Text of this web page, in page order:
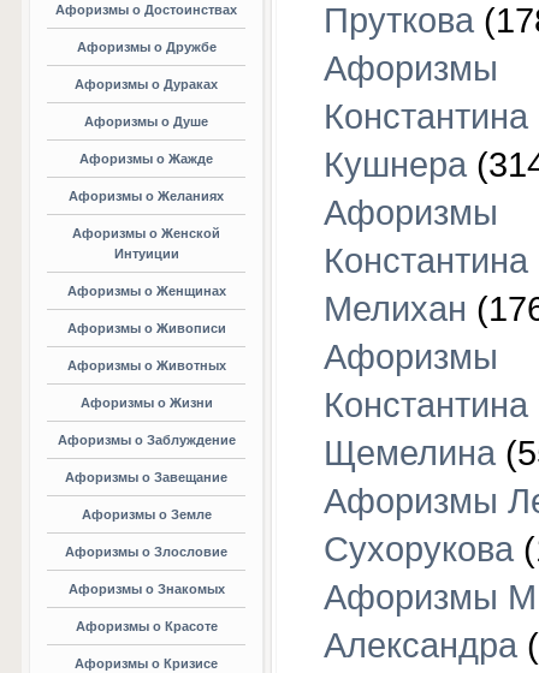
Афоризмы о Достоинствах
Афоризмы о Дружбе
Афоризмы о Дураках
Афоризмы о Душе
Афоризмы о Жажде
Афоризмы о Желаниях
Афоризмы о Женской
Интуиции
Афоризмы о Женщинах
Афоризмы о Живописи
Афоризмы о Животных
Афоризмы о Жизни
Афоризмы о Заблуждение
Афоризмы о Завещание
Афоризмы о Земле
Афоризмы о Злословие
Афоризмы о Знакомых
Афоризмы о Красоте
Афоризмы о Кризисе
Пруткова
Афоризмы
Константина
Кушнера
Афоризмы
Константина
Мелихан
Афоризмы
Константина
Щемелина
Афоризмы
Сухорукова
Афоризмы
Александра